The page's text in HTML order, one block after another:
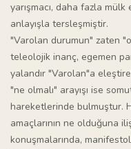
yarışmacı, daha fazla
anlayışla tersleşmiştir.
"Varolan durumun" zaten
teleolojik inanç, egemen
yalandır "Varolan"a
"ne olmalı" arayışı ise
hareketlerinde bulmuştur.
amaçlarının ne olduğuna
konuşmalarında,